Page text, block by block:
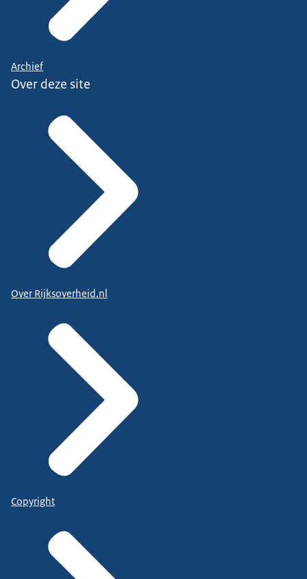
Archief
Over deze site
Over Rijksoverheid.nl
Copyright